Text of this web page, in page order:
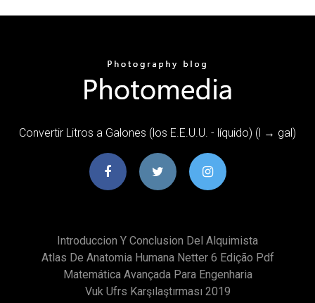
Convertir Litros a Galones (los E.E.U.U. - líquido) (l → gal)
Introduccion Y Conclusion Del Alquimista
Atlas De Anatomia Humana Netter 6 Edição Pdf
Matemática Avançada Para Engenharia
Vuk Ufrs Karşılaştırması 2019